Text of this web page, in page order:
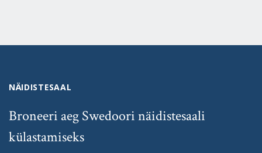
NÄIDISTESAAL
Broneeri aeg Swedoori näidistesaali
külastamiseks